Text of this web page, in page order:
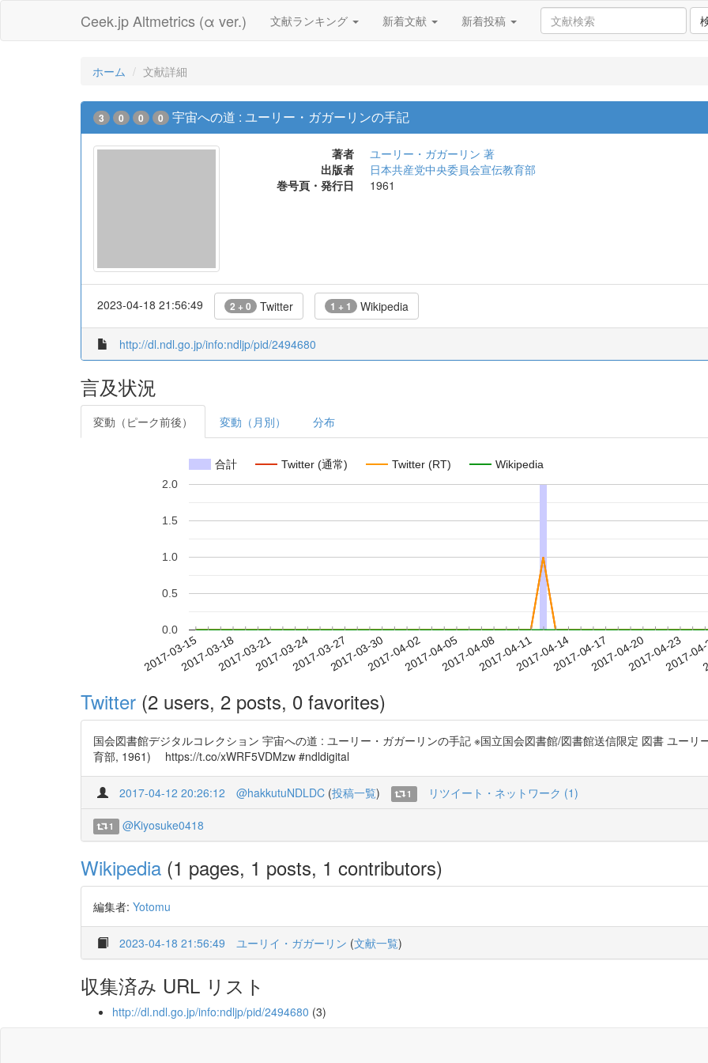
Ceek.jp Altmetrics (α ver.) 文献ランキング 新着文献 新着投稿
ホーム 文献詳細
3 0 0 0 宇宙への道 : ユーリー・ガガーリンの手記
著者
ユーリー・ガガーリン 著
出版者
日本共産党中央委員会宣伝教育部
巻号頁・発行日
1961
2023-04-18 21:56:49 2 + 0 Twitter 1 + 1 Wikipedia
http://dl.ndl.go.jp/info:ndljp/pid/2494680
言及状況
変動（ピーク前後） 変動（月別） 分布
合計 Twitter (通常) Twitter (RT) Wikipedia
2017-03-152017-03-182017-03-212017-03-242017-03-272017-03-302017-04-022017-04-052017-04-082017-04-112017-04-142017-04-172017-04-202017-04-23
2017-
0.0
0.5
1.0
1.5
2.0
Twitter (2 users, 2 posts, 0 favorites)
国会図書館デジタルコレクション 宇宙への道 : ユーリー・ガガーリンの手記 ※国立国会図書館/図書館送信限定 図書 ユー
育部, 1961) https://t.co/xWRF5VDMzw #ndldigital
2017-04-12 20:26:12 @hakkutuNDLDC (投稿一覧) 1 リツイート・ネットワーク (1)
1 @Kiyosuke0418
Wikipedia (1 pages, 1 posts, 1 contributors)
編集者: Yotomu
2023-04-18 21:56:49 ユーリイ・ガガーリン (文献一覧)
収集済み URL リスト
http://dl.ndl.go.jp/info:ndljp/pid/2494680 (3)